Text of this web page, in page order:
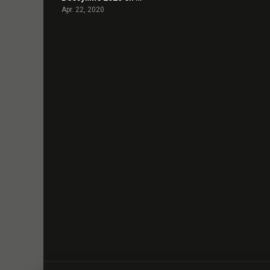
Apr. 22, 2020